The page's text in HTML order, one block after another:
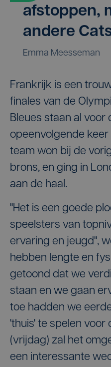
afstoppen,
andere
Emma Meesseman
Frankrijk is een
finales van de
Bleues staan al voor
opeenvolgende
team won bij de
brons, en ging in
aan de haal.
"Het is een goede
speelsters van
ervaring en jeugd",
hebben lengte en
getoond dat we
staan en we gaan
toe hadden we
'thuis' te spelen voor
(vrijdag) zal het
een interessante